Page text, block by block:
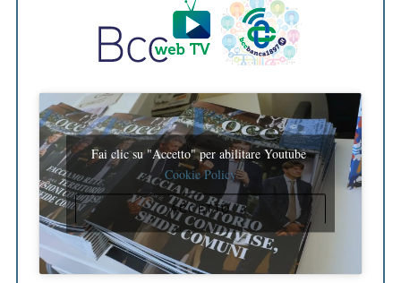
Fai clic su "Accetto" per abilitare Youtube
Cookie Policy
ACCETTO